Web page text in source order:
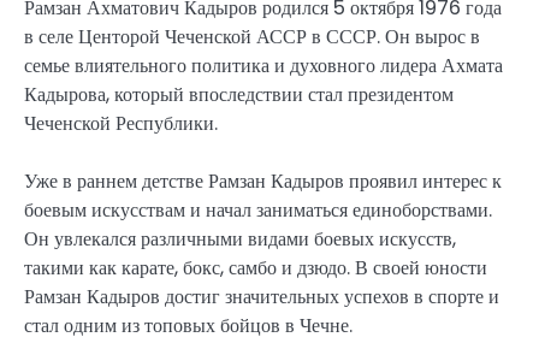
Рамзан Ахматович Кадыров родился 5 октября 1976 года
в селе Центорой Чеченской АССР в СССР. Он вырос в
семье влиятельного политика и духовного лидера Ахмата
Кадырова, который впоследствии стал президентом
Чеченской Республики.
Уже в раннем детстве Рамзан Кадыров проявил интерес к
боевым искусствам и начал заниматься единоборствами.
Он увлекался различными видами боевых искусств,
такими как карате, бокс, самбо и дзюдо. В своей юности
Рамзан Кадыров достиг значительных успехов в спорте и
стал одним из топовых бойцов в Чечне.